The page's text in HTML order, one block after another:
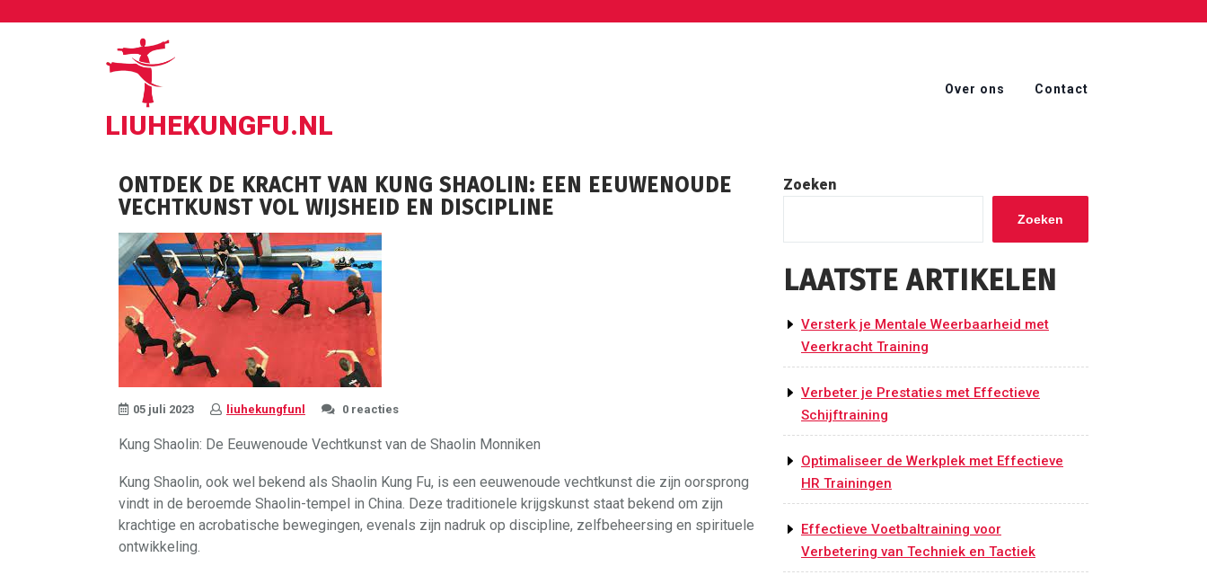
LIUHEKUNGFU.NL
Over ons Contact
ONTDEK DE KRACHT VAN KUNG SHAOLIN: EEN EEUWENOUDE
VECHTKUNST VOL WIJSHEID EN DISCIPLINE
05 juli 2023 liuhekungfunl 0 reacties
Kung Shaolin: De Eeuwenoude Vechtkunst van de Shaolin Monniken
Kung Shaolin, ook wel bekend als Shaolin Kung Fu, is een eeuwenoude vechtkunst die zijn oorsprong
vindt in de beroemde Shaolin-tempel in China. Deze traditionele krijgskunst staat bekend om zijn
krachtige en acrobatische bewegingen, evenals zijn nadruk op discipline, zelfbeheersing en spirituele
ontwikkeling.
Zoeken
Zoeken
LAATSTE ARTIKELEN
Versterk je Mentale Weerbaarheid met
Veerkracht Training
Verbeter je Prestaties met Effectieve
Schijftraining
Optimaliseer de Werkplek met Effectieve
HR Trainingen
Effectieve Voetbaltraining voor
Verbetering van Techniek en Tactiek